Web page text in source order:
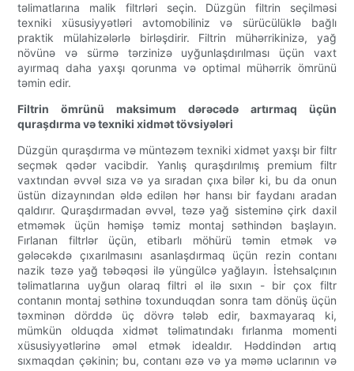
təlimatlarına malik filtrləri seçin. Düzgün filtrin seçilməsi
texniki xüsusiyyətləri avtomobiliniz və sürücülüklə bağlı
praktik mülahizələrlə birləşdirir. Filtrin mühərrikinizə, yağ
növünə və sürmə tərzinizə uyğunlaşdırılması üçün vaxt
ayırmaq daha yaxşı qorunma və optimal mühərrik ömrünü
təmin edir.
Filtrin ömrünü maksimum dərəcədə artırmaq üçün
quraşdırma və texniki xidmət tövsiyələri
Düzgün quraşdırma və müntəzəm texniki xidmət yaxşı bir filtr
seçmək qədər vacibdir. Yanlış quraşdırılmış premium filtr
vaxtından əvvəl sıza və ya sıradan çıxa bilər ki, bu da onun
üstün dizaynından əldə edilən hər hansı bir faydanı aradan
qaldırır. Quraşdırmadan əvvəl, təzə yağ sisteminə çirk daxil
etməmək üçün həmişə təmiz montaj səthindən başlayın.
Fırlanan filtrlər üçün, etibarlı möhürü təmin etmək və
gələcəkdə çıxarılmasını asanlaşdırmaq üçün rezin contanı
nazik təzə yağ təbəqəsi ilə yüngülcə yağlayın. İstehsalçının
təlimatlarına uyğun olaraq filtri əl ilə sıxın - bir çox filtr
contanın montaj səthinə toxunduqdan sonra tam dönüş üçün
təxminən dörddə üç dövrə tələb edir, baxmayaraq ki,
mümkün olduqda xidmət təlimatındakı fırlanma momenti
xüsusiyyətlərinə əməl etmək idealdır. Həddindən artıq
sıxmaqdan çəkinin; bu, contanı əzə və ya məmə uclarının və